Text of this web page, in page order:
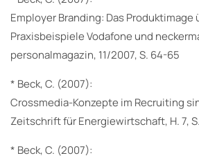
Employer Branding: Das Produktimage
Praxisbeispiele Vodafone und
personalmagazin, 11/2007, S. 64-65
* Beck, C. (2007):
Crossmedia-Konzepte im Recruiting
Zeitschrift für Energiewirtschaft, H. 7,
* Beck, C. (2007):